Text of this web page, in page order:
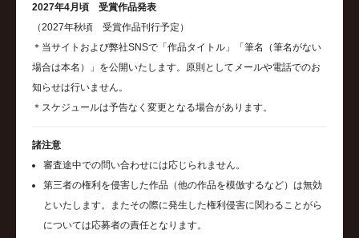
2027年4月頃 受賞作品発表
（2027年秋頃 受賞作品刊行予定）
＊当サイトおよび弊社SNSで「作品タイトル」「筆名（筆名がない
場合は本名）」を公開いたします。原則としてメールや電話でのお
知らせは行いません。
＊スケジュールは予告なく変更となる場合があります。
諸注意
審査途中での問い合わせには応じられません。
第三者の権利を侵害した作品（他の作品を模倣するなど）は無効
といたします。またその際に発生した権利侵害に関わることがら
については応募者の責任となります。